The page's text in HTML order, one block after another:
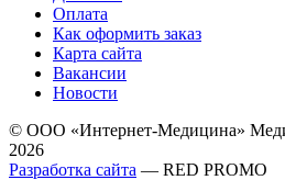
Оплата
Как оформить заказ
Карта сайта
Вакансии
Новости
© ООО «Интернет-Медицина»
2026
Разработка сайта — RED PROMO